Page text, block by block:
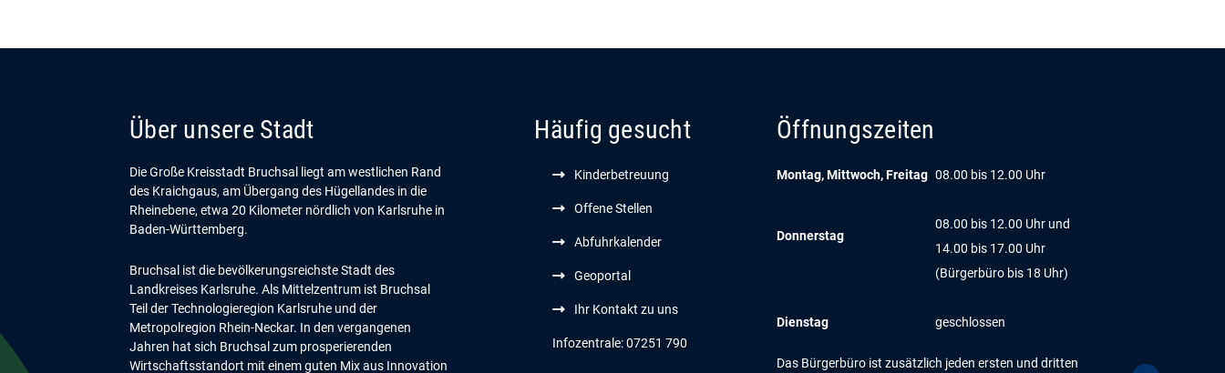
Über unsere Stadt
Die Große Kreisstadt Bruchsal liegt am westlichen Rand
des Kraichgaus, am Übergang des Hügellandes in die
Rheinebene, etwa 20 Kilometer nördlich von Karlsruhe in
Baden-Württemberg.
Bruchsal ist die bevölkerungsreichste Stadt des
Landkreises Karlsruhe. Als Mittelzentrum ist Bruchsal
Teil der Technologieregion Karlsruhe und der
Metropolregion Rhein-Neckar. In den vergangenen
Jahren hat sich Bruchsal zum prosperierenden
Wirtschaftsstandort mit einem guten Mix aus Innovation
Häufig gesucht
Kinderbetreuung
Offene Stellen
Abfuhrkalender
Geoportal
Ihr Kontakt zu uns
Infozentrale: 07251 790
Öffnungszeiten
Montag, Mittwoch, Freitag 08.00 bis 12.00 Uhr
Donnerstag
08.00 bis 12.00 Uhr und
14.00 bis 17.00 Uhr
(Bürgerbüro bis 18 Uhr)
Dienstag geschlossen
Das Bürgerbüro ist zusätzlich jeden ersten und dritten